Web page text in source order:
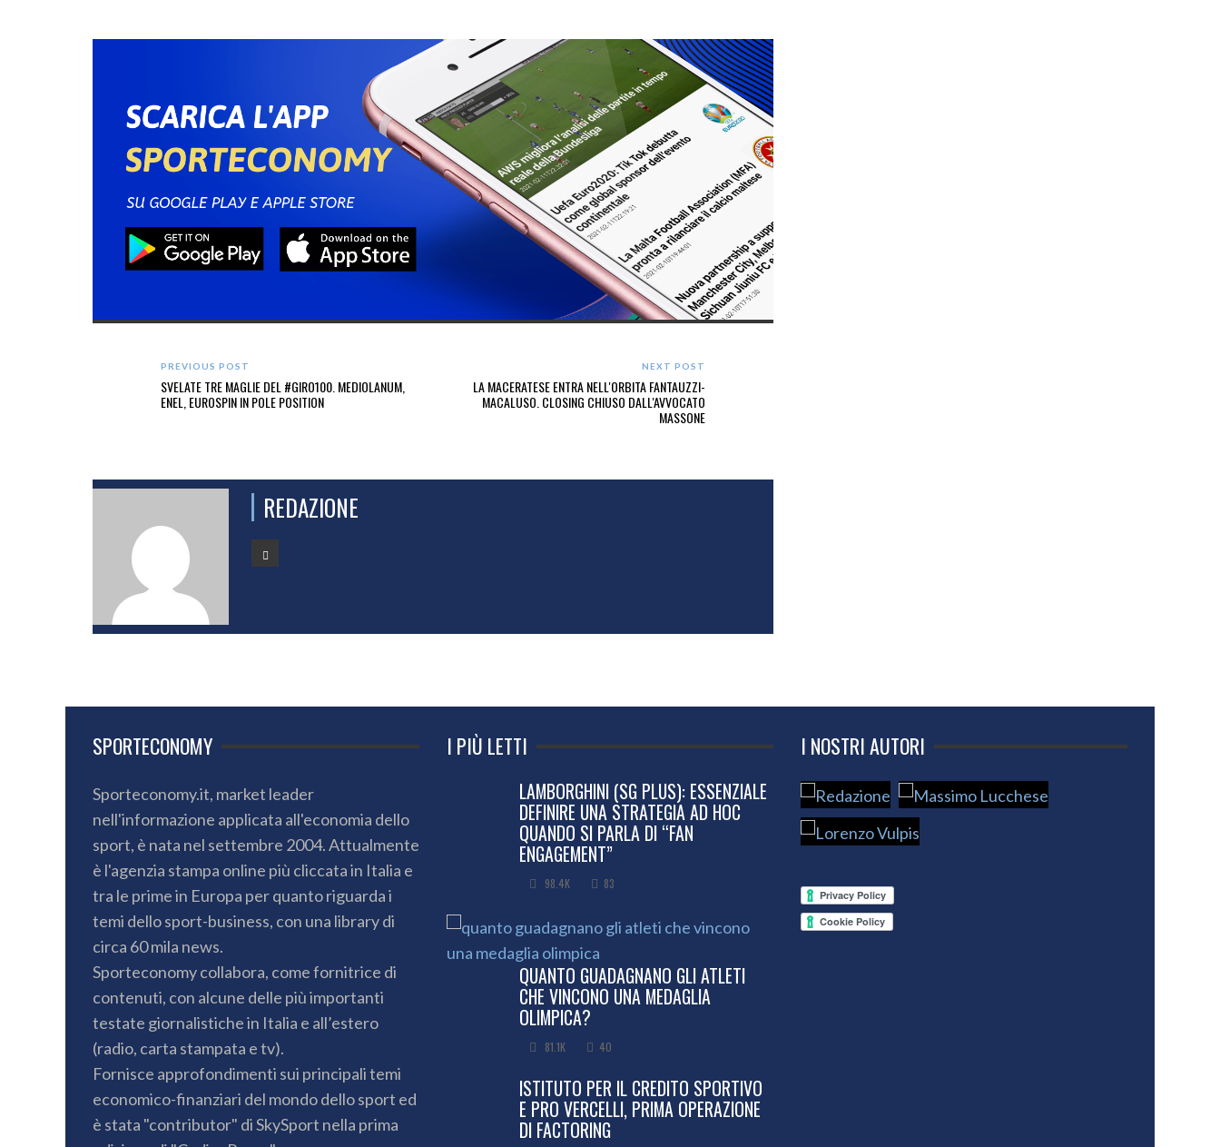
PREVIOUS POST
SVELATE TRE MAGLIE DEL #GIRO100. MEDIOLANUM,
ENEL, EUROSPIN IN POLE POSITION
NEXT POST
LA MACERATESE ENTRA NELL'ORBITA FANTAUZZI-
MACALUSO. CLOSING CHIUSO DALL'AVVOCATO
MASSONE
REDAZIONE
SPORTECONOMY
Sporteconomy.it, market leader
nell'informazione applicata all'economia dello
sport, è nata nel settembre 2004. Attualmente
è l'agenzia stampa online più cliccata in Italia e
tra le prime in Europa per quanto riguarda i
temi dello sport-business, con una library di
circa 60 mila news.
Sporteconomy collabora, come fornitrice di
contenuti, con alcune delle più importanti
testate giornalistiche in Italia e all’estero
(radio, carta stampata e tv).
Fornisce approfondimenti sui principali temi
economico-finanziari del mondo dello sport ed
è stata "contributor" di SkySport nella prima
I PIÙ LETTI
LAMBORGHINI (SG PLUS): ESSENZIALE
DEFINIRE UNA STRATEGIA AD HOC
QUANDO SI PARLA DI “FAN
ENGAGEMENT”
98.4K 83
QUANTO GUADAGNANO GLI ATLETI
CHE VINCONO UNA MEDAGLIA
OLIMPICA?
81.1K 40
ISTITUTO PER IL CREDITO SPORTIVO
E PRO VERCELLI, PRIMA OPERAZIONE
DI FACTORING
I NOSTRI AUTORI